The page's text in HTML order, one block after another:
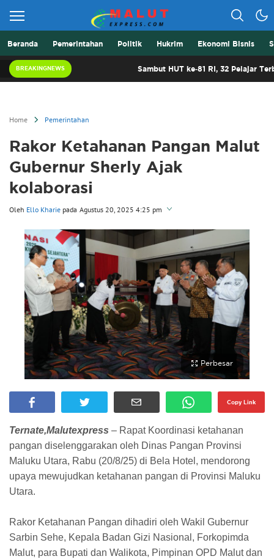
Malut Express
Beranda Pemerintahan Politik Hukrim Ekonomi Bisnis
BREAKINGNEWS Sambut HUT ke-81 RI, 32 Pelajar Terbaik
Home Pemerintahan
Rakor Ketahanan Pangan Malut
Gubernur Sherly Ajak
kolaborasi
Oleh Ello Kharie pada Agustus 20, 2025 4:25 pm
Perbesar
Copy Link
Ternate,Malutexpress – Rapat Koordinasi ketahanan
pangan diselenggarakan oleh Dinas Pangan Provinsi
Maluku Utara, Rabu (20/8/25) di Bela Hotel, mendorong
upaya mewujudkan ketahanan pangan di Provinsi Maluku
Utara.
Rakor Ketahanan Pangan dihadiri oleh Wakil Gubernur
Sarbin Sehe, Kepala Badan Gizi Nasional, Forkopimda
Malut, para Bupati dan Walikota, Pimpinan OPD Malut dan